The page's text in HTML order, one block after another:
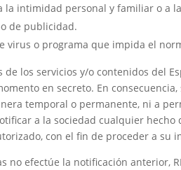
la intimidad personal y familiar o a
de publicidad.
virus o programa que impida el
de los servicios y/o contenidos del
en secreto. En
temporal o permanente, ni a
a la sociedad cualquier
con el fin de proceder a su
no efectúe la notificación anterior,